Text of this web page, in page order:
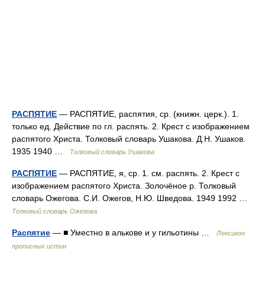
РАСПЯТИЕ — РАСПЯТИЕ, распятия, ср. (книжн. церк.). 1.
только ед. Действие по гл. распять. 2. Крест с изображением
распятого Христа. Толковый словарь Ушакова. Д.Н. Ушаков.
1935 1940 …
Толковый словарь Ушакова
РАСПЯТИЕ — РАСПЯТИЕ, я, ср. 1. см. распять. 2. Крест с
изображением распятого Христа. Золочёное р. Толковый
словарь Ожегова. С.И. Ожегов, Н.Ю. Шведова. 1949 1992 …
Толковый словарь Ожегова
Распятие — ■ Уместно в алькове и у гильотины …
Лексикон
прописных истин